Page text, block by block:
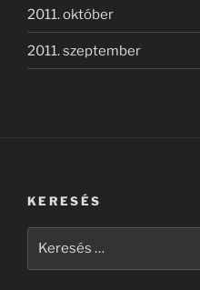
2011. október
2011. szeptember
KERESÉS